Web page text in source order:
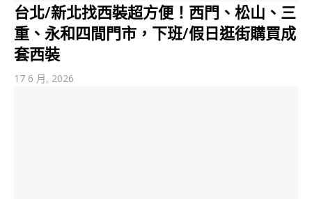
台北/新北找西裝超方便！西門、松山、三
重、永和四間門市，下班/假日逛街購買成
套西裝
17 6 月, 2026